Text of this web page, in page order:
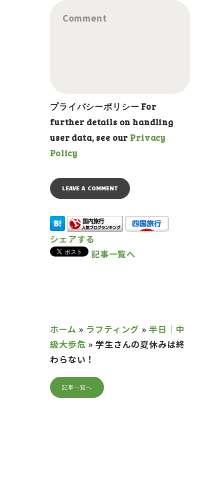
Comment
プライバシーポリシー For
further details on handling
user data, see our Privacy
Policy
シェアする
記事一覧へ
ホーム » ラフティング » 半日｜中
級大歩危 » 学生さんの夏休みは終
わらない！
記事一覧へ